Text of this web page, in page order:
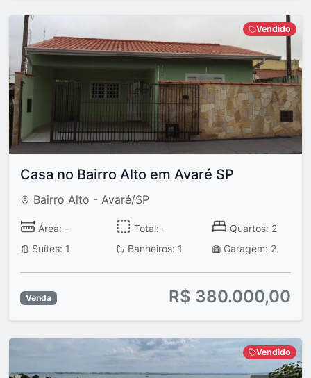
Vendido
Casa no Bairro Alto em Avaré SP
Bairro Alto - Avaré/SP
Área: - Total: -
Quartos: 2
Suítes: 1
Banheiros: 1 Garagem: 2
Venda R$ 380.000,00
Vendido